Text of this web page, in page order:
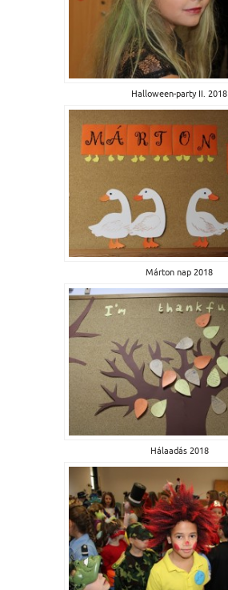
Halloween-party II. 2018
Márton nap 2018
Hálaadás 2018